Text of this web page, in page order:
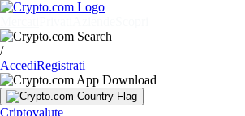
/
AccediRegistrati
Criptovalute